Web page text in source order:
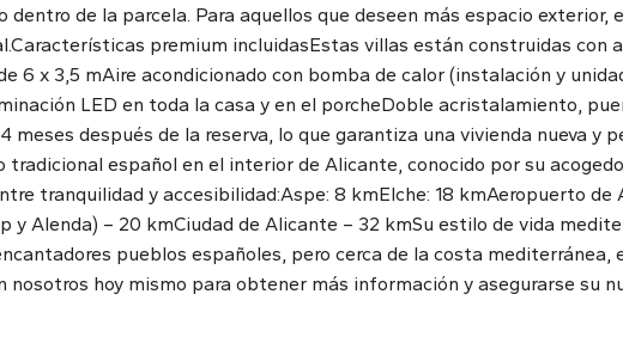
de la parcela. Para aquellos que deseen más espacio exterior,
premium incluidasEstas villas están construidas con
6 x 3,5 mAire acondicionado con bomba de calor (instalación y
LED en toda la casa y en el porcheDoble acristalamiento,
después de la reserva, lo que garantiza una vivienda nueva y
español en el interior de Alicante, conocido por su
tranquilidad y accesibilidad:Aspe: 8 kmElche: 18 kmAeropuerto de
y Alenda) – 20 kmCiudad de Alicante – 32 kmSu estilo de vida
pueblos españoles, pero cerca de la costa mediterránea,
hoy mismo para obtener más información y asegurarse su